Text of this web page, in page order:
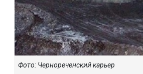
Фото: Чернореченский карьер